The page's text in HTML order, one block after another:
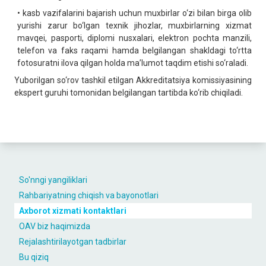
So'nngi yangiliklari
Rahbariyatning chiqish va bayonotlari
Axborot xizmati kontaktlari
OAV biz haqimizda
Rejalashtirilayotgan tadbirlar
Bu qiziq
• kasb vazifalarini bajarish uchun muxbirlar o‘zi bilan birga olib
yurishi zarur bo‘lgan texnik jihozlar, muxbirlarning xizmat
mavqei, pasporti, diplomi nusxalari, elektron pochta manzili,
telefon va faks raqami hamda belgilangan shakldagi to‘rtta
fotosuratni ilova qilgan holda ma’lumot taqdim etishi so‘raladi.
Yuborilgan so‘rov tashkil etilgan Akkreditatsiya komissiyasining
ekspert guruhi tomonidan belgilangan tartibda ko‘rib chiqiladi.